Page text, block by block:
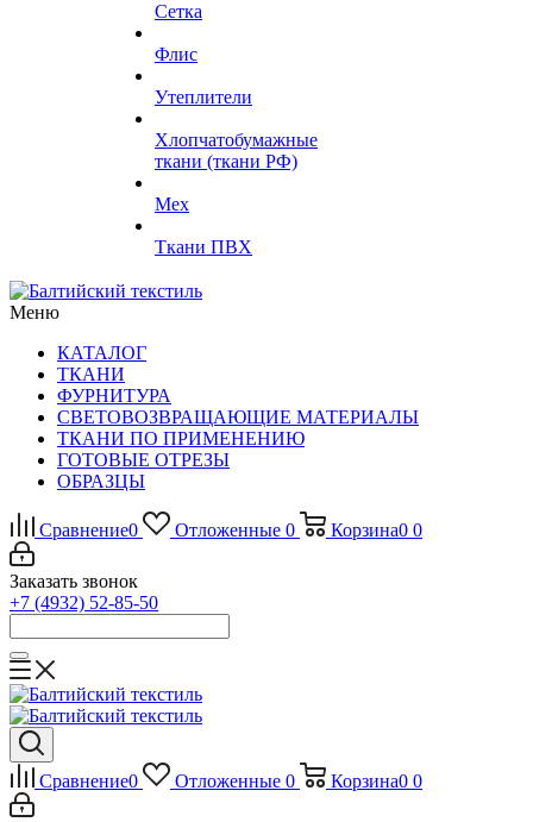
Сетка
Флис
Утеплители
Хлопчатобумажные
ткани (ткани РФ)
Мех
Ткани ПВХ
Меню
КАТАЛОГ
ТКАНИ
ФУРНИТУРА
СВЕТОВОЗВРАЩАЮЩИЕ МАТЕРИАЛЫ
ТКАНИ ПО ПРИМЕНЕНИЮ
ГОТОВЫЕ ОТРЕЗЫ
ОБРАЗЦЫ
Сравнение0 Отложенные 0 Корзина0 0
Заказать звонок
+7 (4932) 52-85-50
Сравнение0 Отложенные 0 Корзина0 0